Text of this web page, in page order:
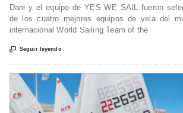
Dani y el equipo de YES WE SAIL fueron
de los cuatro mejores equipos de vela del
internacional World Sailing Team of the
 Seguir leyendo